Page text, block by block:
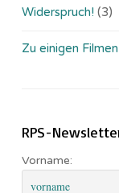
Widerspruch! (3)
Zu einigen
RPS-
Vorname: